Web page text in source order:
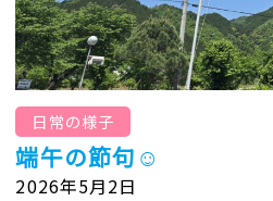
日常の様子
端午の節句☺
2026年5月2日